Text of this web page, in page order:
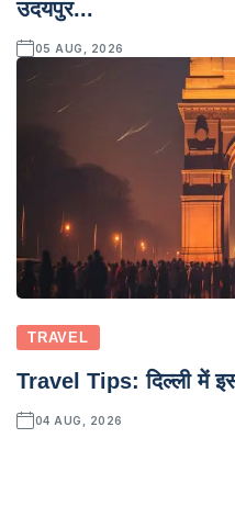
उदयपुर...
05 AUG, 2026
TRAVEL
Travel Tips: दिल्ली में
04 AUG, 2026